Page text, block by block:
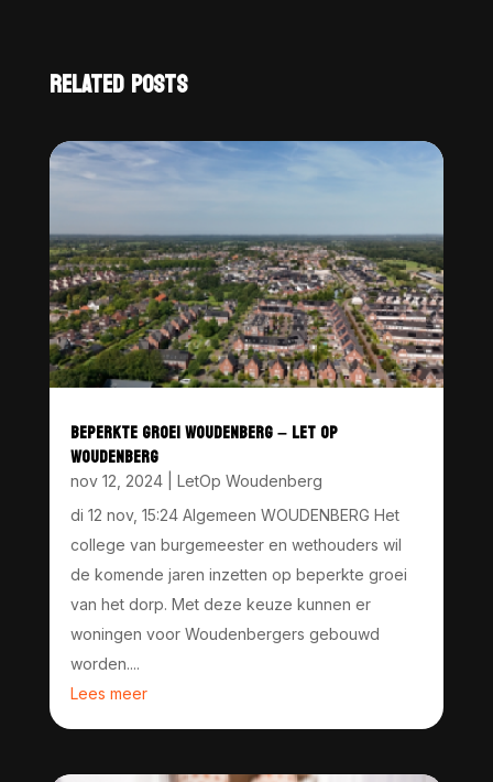
RELATED POSTS
BEPERKTE GROEI WOUDENBERG – LET OP
WOUDENBERG
nov 12, 2024| LetOp Woudenberg
di 12 nov, 15:24 Algemeen WOUDENBERG Het
college van burgemeester en wethouders wil
de komende jaren inzetten op beperkte groei
van het dorp. Met deze keuze kunnen er
woningen voor Woudenbergers gebouwd
worden....
Lees meer